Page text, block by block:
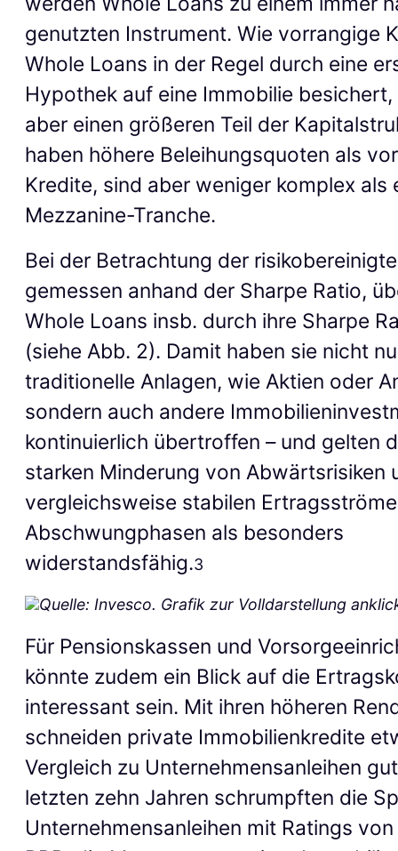
genutzten Instrument. Wie vorrangige
Whole Loans in der Regel durch eine
Hypothek auf eine Immobilie
aber einen größeren Teil der
haben höhere Beleihungsquoten als
Kredite, sind aber weniger komplex als
Mezzanine-Tranche.
Bei der Betrachtung der
gemessen anhand der Sharpe Ratio,
Whole Loans insb. durch ihre Sharpe
(siehe Abb. 2). Damit haben sie nicht
traditionelle Anlagen, wie Aktien oder
sondern auch andere
kontinuierlich übertroffen – und gelten
starken Minderung von Abwärtsrisiken
vergleichsweise stabilen
Abschwungphasen als besonders
widerstandsfähig.3
Quelle: Invesco. Grafik zur Volldarstellung
Für Pensionskassen und
könnte zudem ein Blick auf die
interessant sein. Mit ihren höheren
schneiden private Immobilienkredite
Vergleich zu Unternehmensanleihen
letzten zehn Jahren schrumpften die
Unternehmensanleihen mit Ratings von